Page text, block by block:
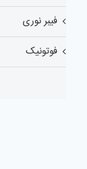
فیبر نوری
فوتونیک